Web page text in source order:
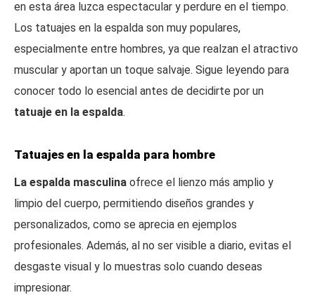
en esta área luzca espectacular y perdure en el tiempo.
Los tatuajes en la espalda son muy populares,
especialmente entre hombres, ya que realzan el atractivo
muscular y aportan un toque salvaje. Sigue leyendo para
conocer todo lo esencial antes de decidirte por un
tatuaje en la espalda.
Tatuajes en la espalda para hombre
La espalda masculina ofrece el lienzo más amplio y
limpio del cuerpo, permitiendo diseños grandes y
personalizados, como se aprecia en ejemplos
profesionales. Además, al no ser visible a diario, evitas el
desgaste visual y lo muestras solo cuando deseas
impresionar.